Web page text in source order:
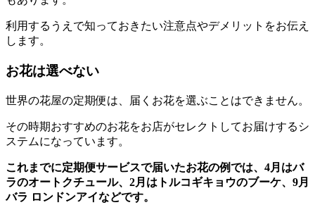
利用するうえで知っておきたい注意点やデメリットをお伝え
します。
お花は選べない
世界の花屋の定期便は、届くお花を選ぶことはできません。
その時期おすすめのお花をお店がセレクトしてお届けするシ
ステムになっています。
これまでに定期便サービスで届いたお花の例では、4月はバ
ラのオートクチュール、2月はトルコギキョウのブーケ、9月
バラ ロンドンアイなどです。